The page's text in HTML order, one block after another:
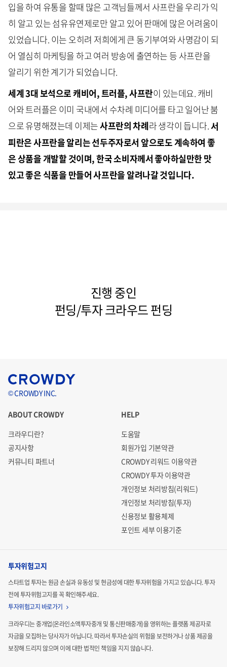
입을 하여 유통을 할때 많은 고객님들께서 사프란을 우리가 익
히 알고 있는 섬유유연제로만 알고 있어 판매에 많은 어려움이
있었습니다. 이는 오히려 저희에게 큰 동기부여와 사명감이 되
어 열심히 마케팅을 하고 여러 방송에 출연하는 등 사프란을
알리기 위한 계기가 되었습니다.
세계 3대 보석으로 캐비어, 트러플, 사프란이 있는데요. 캐비
어와 트러플은 이미 국내에서 수차례 미디어를 타고 일어난 붐
으로 유명해졌는데 이제는사프란의 차례라 생각이 듭니다.서
피란은 사프란을 알리는 선두주자로서 앞으로도 계속하여 좋
은 상품을 개발할 것이며, 한국 소비자께서 좋아하실만한 맛
있고 좋은 식품을 만들어 사프란을 알려나갈 것입니다.
진행 중인
펀딩/투자 크라우드 펀딩
© CROWDY INC.
ABOUT CROWDY
크라우디란?
공지사항
커뮤니티 파트너
HELP
도움말
회원가입 기본약관
CROWDY 리워드 이용약관
CROWDY 투자 이용약관
개인정보 처리방침(리워드)
개인정보 처리방침(투자)
신용정보 활용체제
포인트 세부 이용기준
투자위험고지
스타트업 투자는 원금 손실과 유동성 및 현금성에 대한 투자위험을 가지고 있습니다.투자
전에 투자위험고지를 꼭 확인해주세요.
투자위험고지 바로가기
크라우디는 중개업(온라인소액투자중개 및 통신판매중개)을 영위하는 플랫폼 제공자로
자금을 모집하는당사자가 아닙니다. 따라서 투자손실의 위험을 보전하거나 상품 제공을
보장해 드리지 않으며 이에 대한 법적인 책임을 지지 않습니다.